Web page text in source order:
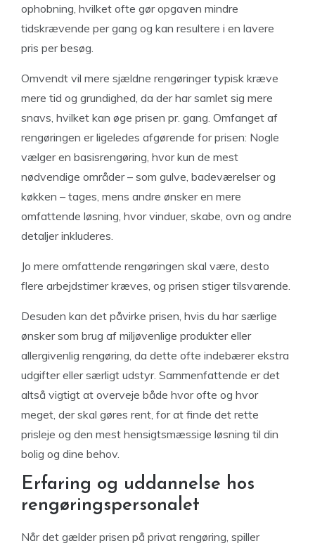
ophobning, hvilket ofte gør opgaven mindre
tidskrævende per gang og kan resultere i en lavere
pris per besøg.
Omvendt vil mere sjældne rengøringer typisk kræve
mere tid og grundighed, da der har samlet sig mere
snavs, hvilket kan øge prisen pr. gang. Omfanget af
rengøringen er ligeledes afgørende for prisen: Nogle
vælger en basisrengøring, hvor kun de mest
nødvendige områder – som gulve, badeværelser og
køkken – tages, mens andre ønsker en mere
omfattende løsning, hvor vinduer, skabe, ovn og andre
detaljer inkluderes.
Jo mere omfattende rengøringen skal være, desto
flere arbejdstimer kræves, og prisen stiger tilsvarende.
Desuden kan det påvirke prisen, hvis du har særlige
ønsker som brug af miljøvenlige produkter eller
allergivenlig rengøring, da dette ofte indebærer ekstra
udgifter eller særligt udstyr. Sammenfattende er det
altså vigtigt at overveje både hvor ofte og hvor
meget, der skal gøres rent, for at finde det rette
prisleje og den mest hensigtsmæssige løsning til din
bolig og dine behov.
Erfaring og uddannelse hos
rengøringspersonalet
Når det gælder prisen på privat rengøring, spiller